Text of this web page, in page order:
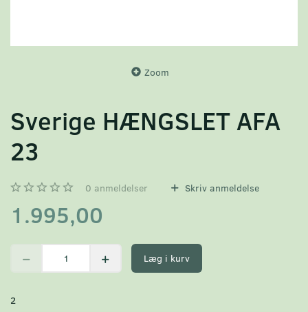
Zoom
Sverige HÆNGSLET AFA
23
0 anmeldelser Skriv anmeldelse
1.995,00
Læg i kurv
2